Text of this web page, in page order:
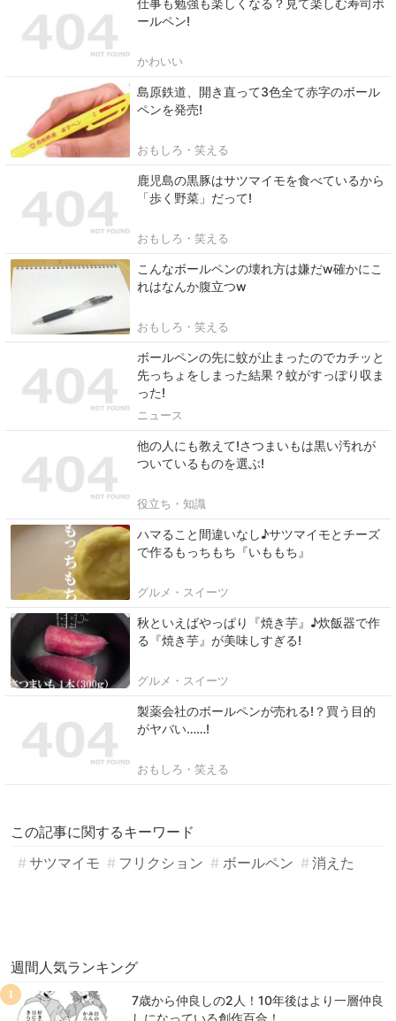
ールペン!
かわいい
島原鉄道、開き直って3色全て赤字のボール
ペンを発売!
おもしろ・笑える
鹿児島の黒豚はサツマイモを食べているから
「歩く野菜」だって!
おもしろ・笑える
こんなボールペンの壊れ方は嫌だw確かにこ
れはなんか腹立つw
おもしろ・笑える
ボールペンの先に蚊が止まったのでカチッと
先っちょをしまった結果？蚊がすっぽり収ま
った!
ニュース
他の人にも教えて!さつまいもは黒い汚れが
ついているものを選ぶ!
役立ち・知識
ハマること間違いなし♪サツマイモとチーズ
で作るもっちもち『いももち』
グルメ・スイーツ
秋といえばやっぱり『焼き芋』♪炊飯器で作
る『焼き芋』が美味しすぎる!
グルメ・スイーツ
製薬会社のボールペンが売れる!？買う目的
がヤバい……!
おもしろ・笑える
この記事に関するキーワード
サツマイモ
フリクション ボールペン 消えた
週間人気ランキング
7歳から仲良しの2人！10年後はより一層仲良
しになっている創作百合！
1